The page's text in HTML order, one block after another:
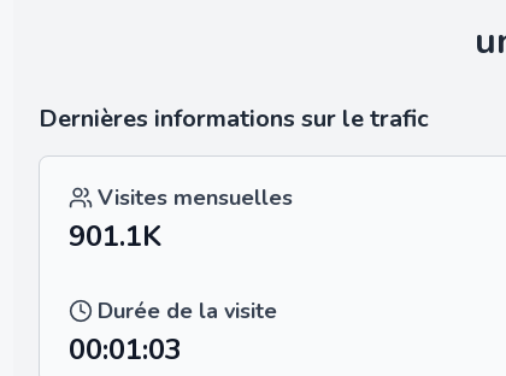
Dernières informations sur le trafic
Visites mensuelles
901.1K
Durée de la visite
00:01:03